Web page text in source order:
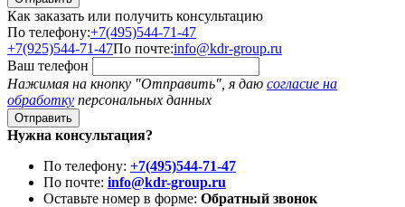
Как заказать или получить консультацию
По телефону:+7(495)544-71-47
+7(925)544-71-47По почте:info@kdr-group.ru
Ваш телефон
Нажимая на кнопку "Отправить", я даю согласие на
обработку персональных данных
Нужна консультация?
По телефону: +7(495)544-71-47
По почте: info@kdr-group.ru
Оставьте номер в форме: Обратный звонок